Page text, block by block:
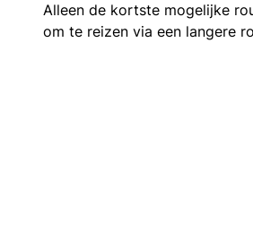
Alleen de kortste mogelijke
om te reizen via een langere